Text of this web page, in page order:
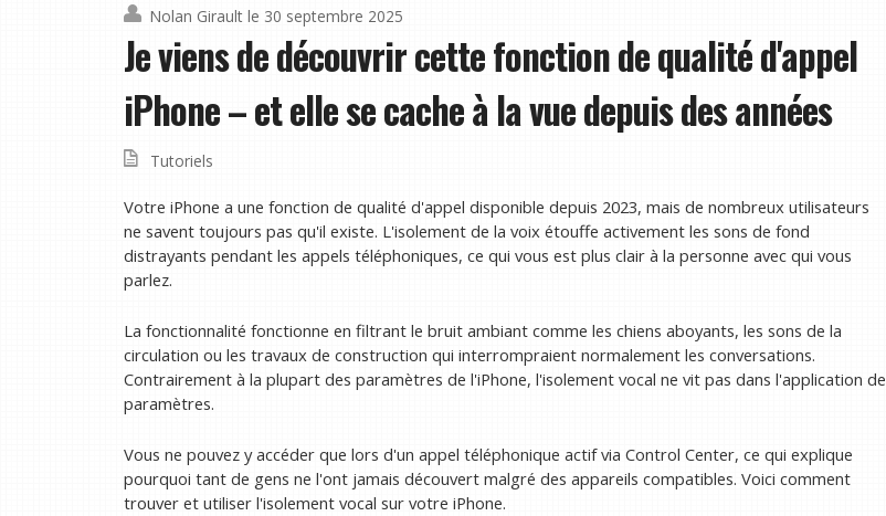
Nolan Girault le 30 septembre 2025
Je viens de découvrir cette fonction de qualité d'appel
iPhone – et elle se cache à la vue depuis des années
Tutoriels
Votre iPhone a une fonction de qualité d'appel disponible depuis 2023, mais de nombreux utilisateurs
ne savent toujours pas qu'il existe. L'isolement de la voix étouffe activement les sons de fond
distrayants pendant les appels téléphoniques, ce qui vous est plus clair à la personne avec qui vous
parlez.
La fonctionnalité fonctionne en filtrant le bruit ambiant comme les chiens aboyants, les sons de la
circulation ou les travaux de construction qui interrompraient normalement les conversations.
Contrairement à la plupart des paramètres de l'iPhone, l'isolement vocal ne vit pas dans l'application de
paramètres.
Vous ne pouvez y accéder que lors d'un appel téléphonique actif via Control Center, ce qui explique
pourquoi tant de gens ne l'ont jamais découvert malgré des appareils compatibles. Voici comment
trouver et utiliser l'isolement vocal sur votre iPhone.